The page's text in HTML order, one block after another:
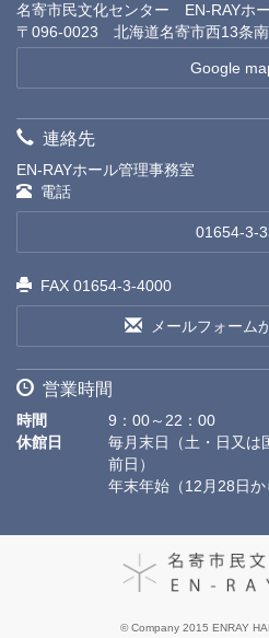
名寄市民文化センター EN-RAYホ
〒096-0023 北海道名寄市西13条
Google
連絡先
EN-RAYホール管理事務室
電話
01654-3-
FAX 01654-3-4000
メールフォーム
営業時間
時間
9：00～22：00
休館日
毎月末日（土・日又は
前日）
年末年始（12月28日か
© Company 2015 ENRAY